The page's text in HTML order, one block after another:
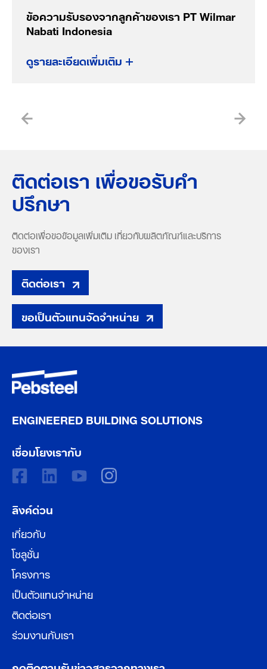
ข้อความรับรองจากลูกค้าของเรา PT Wilmar
Nabati Indonesia
ดูรายละเอียดเพิ่มเติม
ติดต่อเรา เพื่อขอรับคำ
ปรึกษา
ติดต่อเพื่อขอข้อมูลเพิ่มเติม เกี่ยวกับผลิตภัณฑ์และบริการ
ของเรา
ติดต่อเรา
ขอเป็นตัวแทนจัดจำหน่าย
ENGINEERED BUILDING SOLUTIONS
เชื่อมโยงเรากับ
ลิงค์ด่วน
เกี่ยวกับ
โซลูชั่น
โครงการ
เป็นตัวแทนจำหน่าย
ติดต่อเรา
ร่วมงานกับเรา